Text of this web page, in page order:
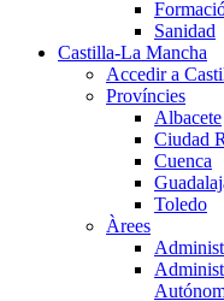
Sanidad
Castilla-La Mancha
Accedir a
Províncies
Albacete
Ciudad
Cuenca
Toledo
Àrees